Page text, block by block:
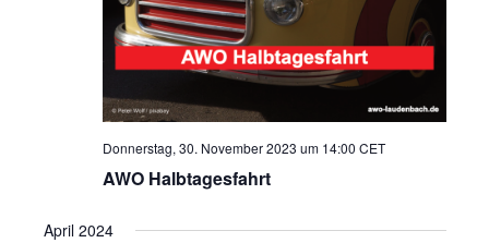
AWO Halbtagesfahrt
Donnerstag, 30. November 2023 um 14:00 CET
April 2024